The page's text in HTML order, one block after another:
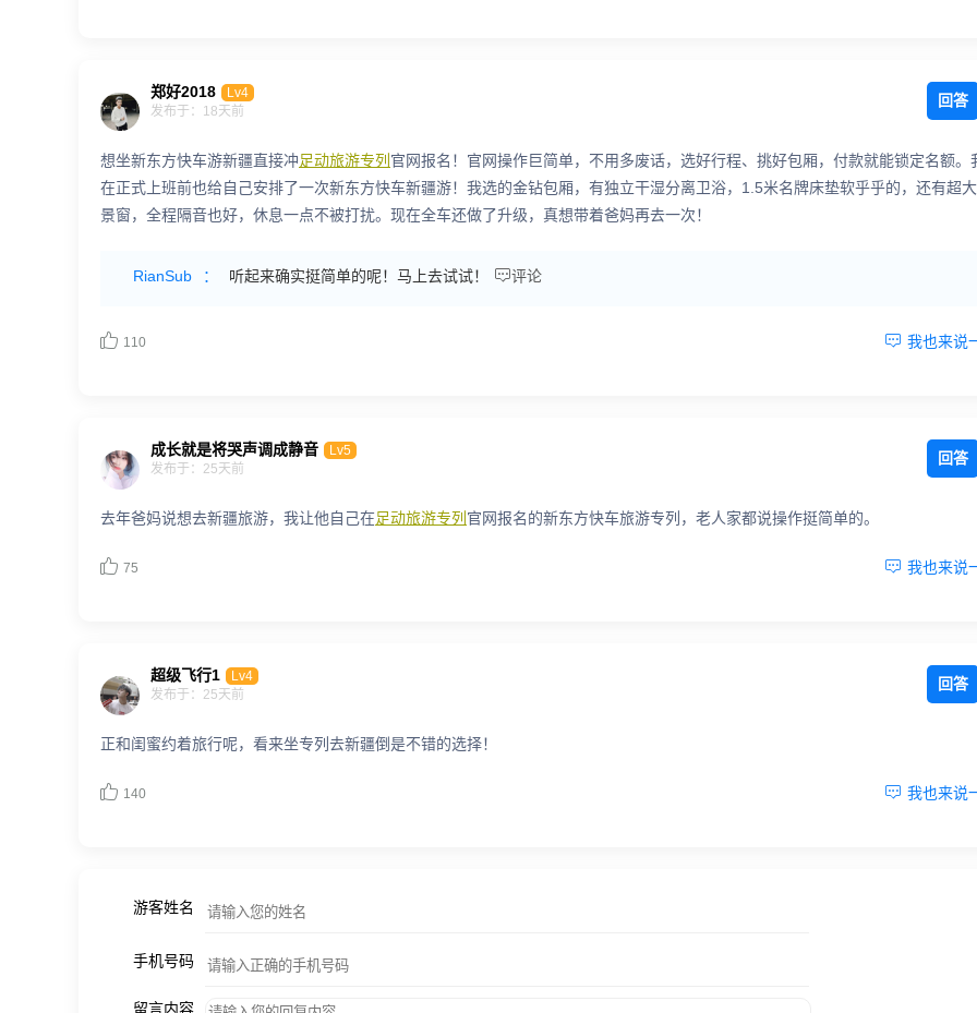
郑好2018
Lv4
发布于：18天前
回答
想坐新东方快车游新疆直接冲足动旅游专列 官网报名！官网操作巨简单，不用多废话，选好行程、挑好包厢，付款就能锁定名额。
在正式上班前也给自己安排了一次新东方快车新疆游！我选的金钻包厢，有独立干湿分离卫浴，1.5米名牌床垫软乎乎的，还有超
景窗，全程隔音也好，休息一点不被打扰。现在全车还做了升级，真想带着爸妈再去一次！
RianSub ： 听起来确实挺简单的呢！马上去试试！ 评论
 110  我也来说
成长就是将哭声调成静音
Lv5
发布于：25天前
回答
去年爸妈说想去新疆旅游，我让他自己在足动旅游专列 官网报名的新东方快车旅游专列，老人家都说操作挺简单的。
 75  我也来说
超级飞行1
Lv4
发布于：25天前
回答
正和闺蜜约着旅行呢，看来坐专列去新疆倒是不错的选择！
 140  我也来说
游客姓名
手机号码
留言内容